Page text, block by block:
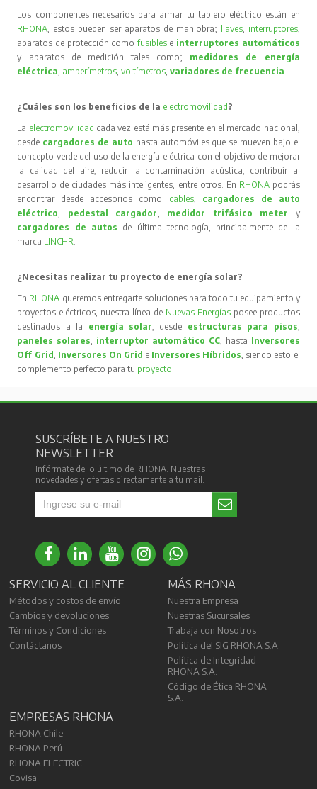
Los componentes necesarios para armar tu tablero eléctrico están en
RHONA, estos pueden ser aparatos de maniobra; llaves, interruptores,
aparatos de protección comofusibles e interruptores automáticos
y aparatos de medición tales como; medidores de energía
eléctrica, amperímetros,voltímetros,variadores de frecuencia.
¿Cuáles son los beneficios de la electromovilidad ?
La electromovilidad cada vez está más presente en el mercado nacional,
desde cargadores de auto hasta automóviles que se mueven bajo el
concepto verde del uso de la energía eléctrica con el objetivo de mejorar
la calidad del aire, reducir la contaminación acústica, contribuir al
desarrollo de ciudades más inteligentes, entre otros. En RHONA podrás
encontrar desde accesorios como cables, cargadores de auto
eléctrico, pedestal cargador, medidor trifásico meter
y
cargadores de autos de última tecnología, principalmente de la
marca LINCHR.
¿Necesitas realizar tu proyecto de energía solar?
En RHONA queremos entregarte soluciones para todo tu equipamiento y
proyectos eléctricos, nuestra línea de Nuevas Energíasposee productos
destinados a la energía solar, desde estructuras para pisos,
paneles solares, interruptor automático CC, hasta Inversores
Off Grid, Inversores On Grid e Inversores Híbridos, siendo esto el
complemento perfecto para tu proyecto.
SUSCRÍBETE A NUESTRO
NEWSLETTER
Infórmate de lo último de RHONA. Nuestras
novedades y ofertas directamente a tu mail.
SERVICIO AL CLIENTE
Métodos y costos de envío
Cambios y devoluciones
Términos y Condiciones
Contáctanos
MÁS RHONA
Nuestra Empresa
Nuestras Sucursales
Trabaja con Nosotros
Política del SIG RHONA S.A.
Política de Integridad
RHONA S.A.
Código de Ética RHONA
S.A.
EMPRESAS RHONA
RHONA Chile
RHONA Perú
RHONA ELECTRIC
Covisa